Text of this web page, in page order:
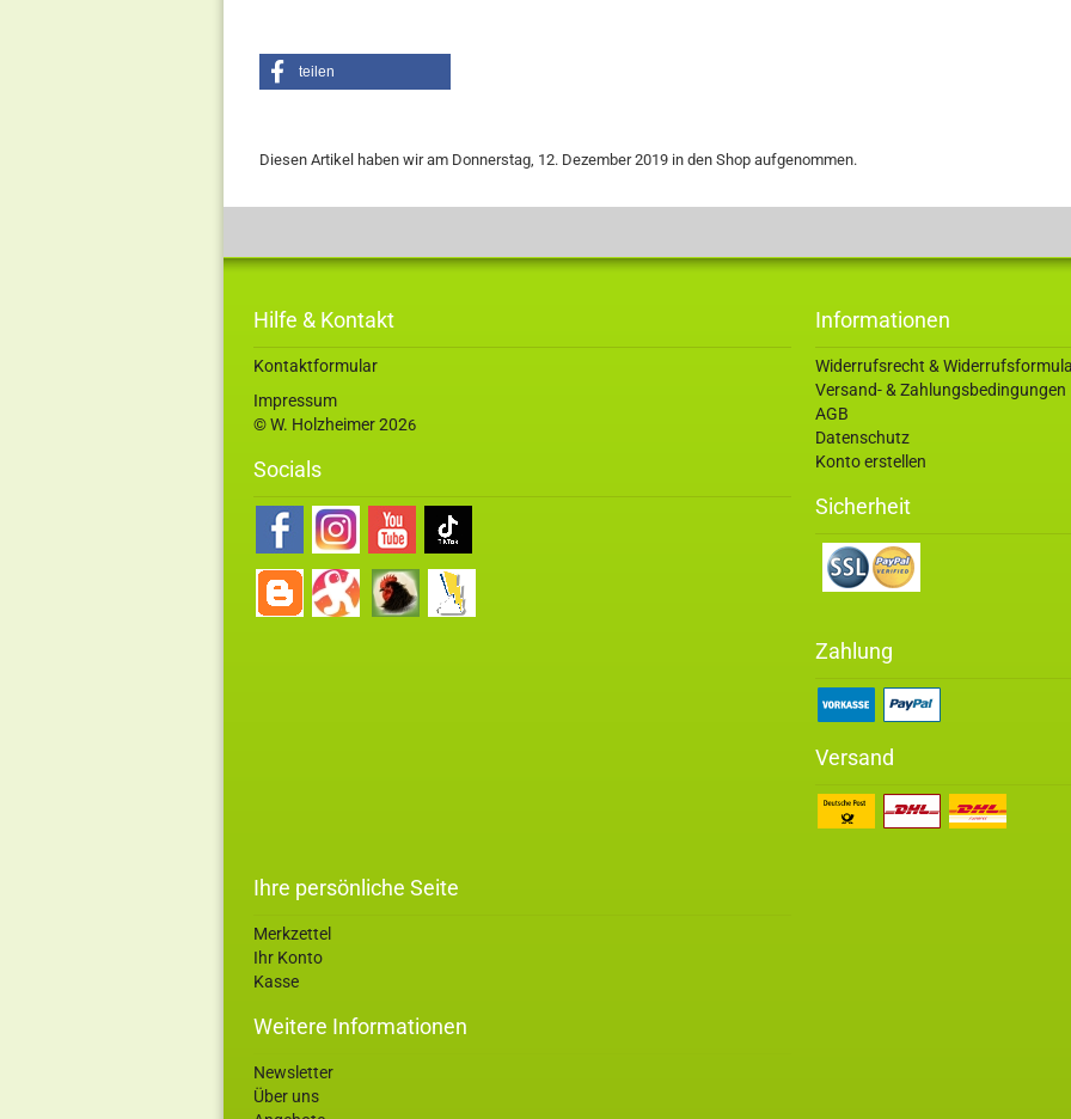
teilen
Diesen Artikel haben wir am Donnerstag, 12. Dezember 2019 in den Shop aufgenommen.
Hilfe & Kontakt
Kontaktformular
Impressum
© W. Holzheimer 2026
Socials
Informationen
Widerrufsrecht &
Versand- & Zahlungsbedingungen
AGB
Datenschutz
Konto erstellen
Sicherheit
Zahlung
Versand
Ihre persönliche Seite
Merkzettel
Ihr Konto
Kasse
Weitere Informationen
Newsletter
Über uns